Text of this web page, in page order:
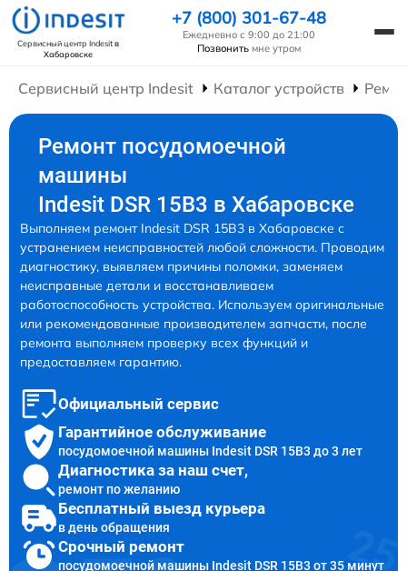
Сервисный центр Indesitв
Хабаровске
+7 (800) 301-67-48
Ежедневно с 9:00 до 21:00
Позвонить мне утром
Сервисный центр Indesit Каталог устройств
Ремонт посудомоечной
машины
Indesit DSR 15B3 в Хабаровске
Выполняем ремонт Indesit DSR 15B3 в Хабаровске с
устранением неисправностей любой сложности. Проводим
диагностику, выявляем причины поломки, заменяем
неисправные детали и восстанавливаем
работоспособность устройства. Используем оригинальные
или рекомендованные производителем запчасти, после
ремонта выполняем проверку всех функций и
предоставляем гарантию.
Официальный сервис
Гарантийное обслуживание
посудомоечной машины Indesit DSR 15B3 до 3 лет
Диагностика за наш счет,
ремонт по желанию
Бесплатный выезд курьера
в день обращения
Срочный ремонт
посудомоечной машины Indesit DSR 15B3 от 35 минут